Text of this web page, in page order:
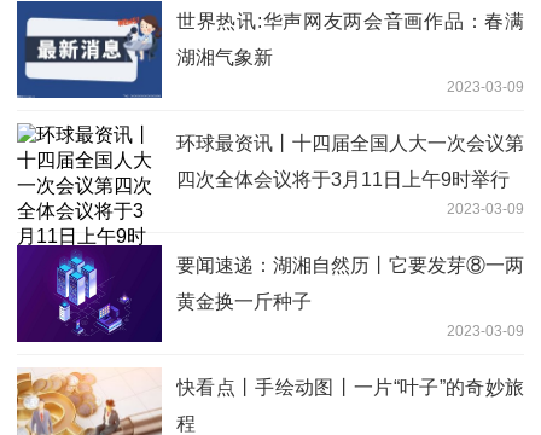
世界热讯:华声网友两会音画作品：春满
湖湘气象新
2023-03-09
环球最资讯丨十四届全国人大一次会议第
四次全体会议将于3月11日上午9时举行
2023-03-09
要闻速递：湖湘自然历丨它要发芽⑧一两
黄金换一斤种子
2023-03-09
快看点丨手绘动图丨一片“叶子”的奇妙旅
程